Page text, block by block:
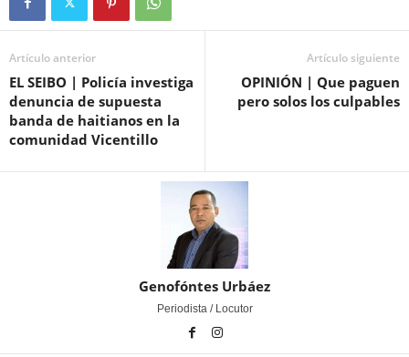
Artículo anterior
EL SEIBO | Policía investiga
denuncia de supuesta
banda de haitianos en la
comunidad Vicentillo
Artículo siguiente
OPINIÓN | Que paguen
pero solos los culpables
Genofóntes Urbáez
Periodista / Locutor